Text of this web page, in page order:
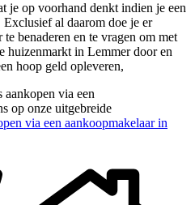
je op voorhand denkt indien je een
al daarom doe je er
benaderen en te vragen om met
huizenmarkt in Lemmer door en
hoop geld opleveren,
via een
op onze uitgebreide
via een aankoopmakelaar in